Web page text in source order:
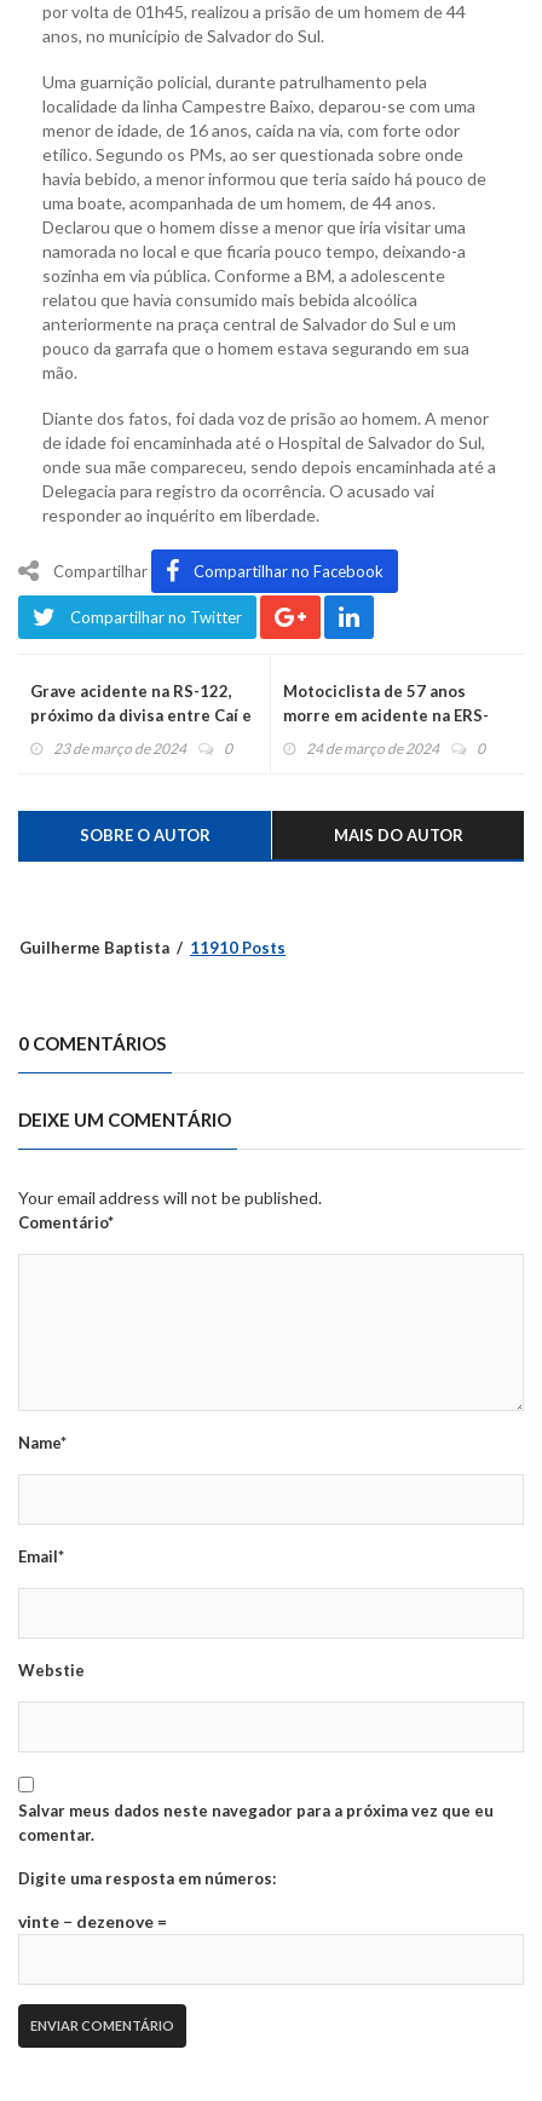
por volta de 01h45, realizou a prisão de um homem de 44
anos, no município de Salvador do Sul.
Uma guarnição policial, durante patrulhamento pela
localidade da linha Campestre Baixo, deparou-se com uma
menor de idade, de 16 anos, caída na via, com forte odor
etílico. Segundo os PMs, ao ser questionada sobre onde
havia bebido, a menor informou que teria saído há pouco de
uma boate, acompanhada de um homem, de 44 anos.
Declarou que o homem disse a menor que iria visitar uma
namorada no local e que ficaria pouco tempo, deixando-a
sozinha em via pública. Conforme a BM, a adolescente
relatou que havia consumido mais bebida alcoólica
anteriormente na praça central de Salvador do Sul e um
pouco da garrafa que o homem estava segurando em sua
mão.
Diante dos fatos, foi dada voz de prisão ao homem. A menor
de idade foi encaminhada até o Hospital de Salvador do Sul,
onde sua mãe compareceu, sendo depois encaminhada até a
Delegacia para registro da ocorrência. O acusado vai
responder ao inquérito em liberdade.
Compartilhar Compartilhar no Facebook
Compartilhar no Twitter
Grave acidente na RS-122,
próximo da divisa entre Caí e
Bom Princípio
23 de março de 2024 0
Motociclista de 57 anos
morre em acidente na ERS-
122 no Caí
24 de março de 2024 0
SOBRE O AUTOR MAIS DO AUTOR
Guilherme Baptista 11910 Posts
0 COMENTÁRIOS
DEIXE UM COMENTÁRIO
Your email address will not be published.
Comentário*
Name*
Email*
Webstie
Salvar meus dados neste navegador para a próxima vez que eu
comentar.
Digite uma resposta em números:
vinte − dezenove =